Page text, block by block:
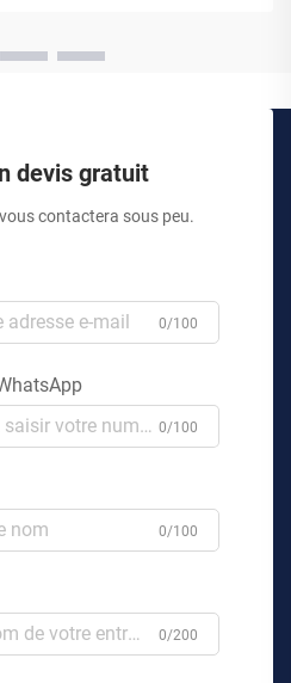
devis gratuit
contactera sous peu.
0/100
0/100
0/100
0/200